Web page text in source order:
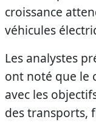
croissance
véhicules
Les analystes
ont noté que le
avec les
des transports,